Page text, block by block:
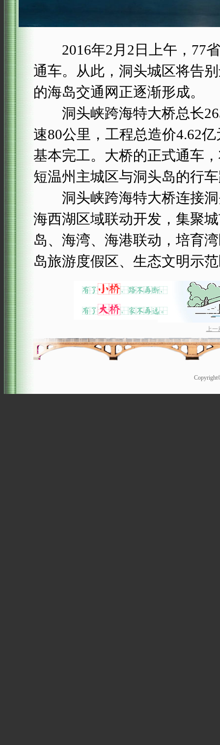
2016年2月2日上午，77
通车。从此，洞头城区将告
的海岛交通网正逐渐形成。
洞头峡跨海特大桥总长
速80公里，工程总造价4.62
基本完工。大桥的正式通车
短温州主城区与洞头岛的行
洞头峡跨海特大桥连接洞
海西湖区域联动开发，集聚
岛、海湾、海港联动，培育
岛旅游度假区、生态文明示
上一